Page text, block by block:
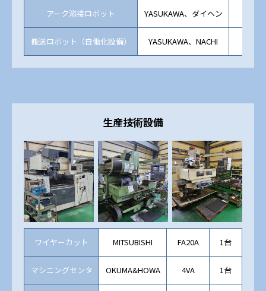
アーク溶接ロボット YASUKAWA、ダイヘン
搬送ロボット（自働化設備） YASUKAWA、NACHI
生産技術設備
ワイヤーカット MITSUBISHI FA20A 1台
マシニングセンタ OKUMA&HOWA 4VA 1台